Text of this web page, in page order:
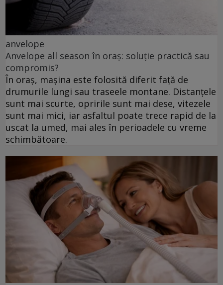
anvelope
Anvelope all season în oraș: soluție practică sau
compromis?
În oraș, mașina este folosită diferit față de
drumurile lungi sau traseele montane. Distanțele
sunt mai scurte, opririle sunt mai dese, vitezele
sunt mai mici, iar asfaltul poate trece rapid de la
uscat la umed, mai ales în perioadele cu vreme
schimbătoare.